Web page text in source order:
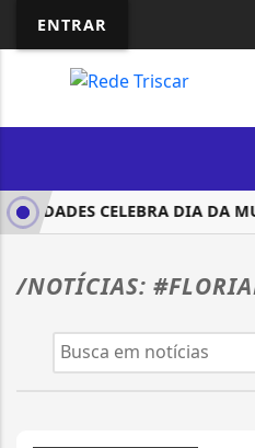
ENTRAR
CELEBRA DIA DA
/NOTÍCIAS: